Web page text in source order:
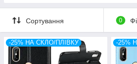
Сортування 0
-25% НА СКЛО/ПЛІВКУ -25%